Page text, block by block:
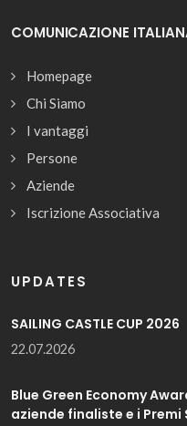
COMUNICAZIONE
Homepage
Chi Siamo
I vantaggi
Persone
Aziende
Iscrizione Associativa
UPDATES
SAILING CASTLE CUP 2026
22.07.2026
Blue Green Economy
aziende finaliste e i Premi